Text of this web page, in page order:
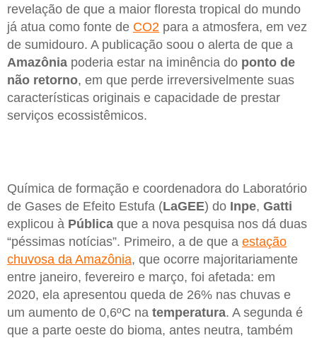
revelação de que a maior floresta tropical do mundo
já atua como fonte de CO2 para a atmosfera, em vez
de sumidouro. A publicação soou o alerta de que a
Amazônia poderia estar na iminência do ponto de
não retorno, em que perde irreversivelmente suas
características originais e capacidade de prestar
serviços ecossistêmicos.
Química de formação e coordenadora do Laboratório
de Gases de Efeito Estufa (LaGEE) do Inpe, Gatti
explicou à Pública que a nova pesquisa nos dá duas
“péssimas notícias”. Primeiro, a de que a estação
chuvosa da Amazônia, que ocorre majoritariamente
entre janeiro, fevereiro e março, foi afetada: em
2020, ela apresentou queda de 26% nas chuvas e
um aumento de 0,6ºC na temperatura. A segunda é
que a parte oeste do bioma, antes neutra, também